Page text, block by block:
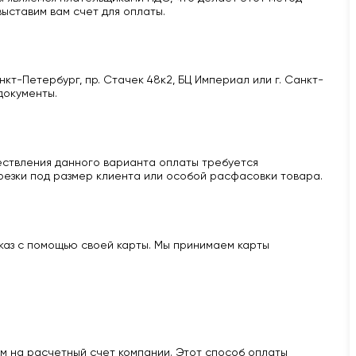
вам счет для оплаты.
Петербург, пр. Стачек 48к2, БЦ Империал или г. Санкт-
данного варианта оплаты требуется
под размер клиента или особой расфасовки товара.
с помощью своей карты. Мы принимаем карты
на расчетный счет компании. Этот способ оплаты